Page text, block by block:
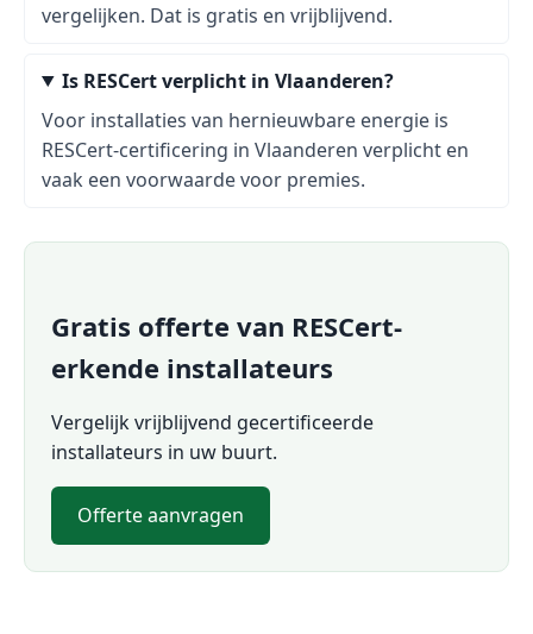
vergelijken. Dat is gratis en vrijblijvend.
Is RESCert verplicht in Vlaanderen?
Voor installaties van hernieuwbare energie is
RESCert-certificering in Vlaanderen verplicht en
vaak een voorwaarde voor premies.
Gratis offerte van RESCert-
erkende installateurs
Vergelijk vrijblijvend gecertificeerde
installateurs in uw buurt.
Offerte aanvragen